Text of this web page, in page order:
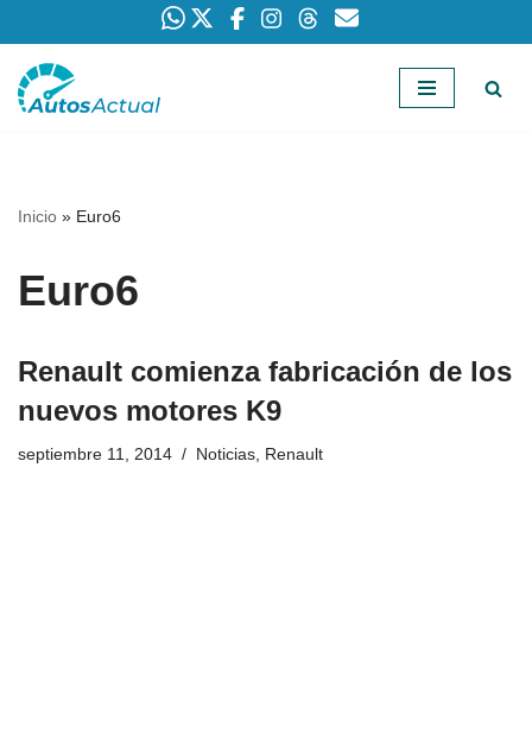
Saltar
Inicio » Euro6
Euro6
Renault comienza fabricación de los
nuevos motores K9
septiembre 11, 2014 Noticias, Renault